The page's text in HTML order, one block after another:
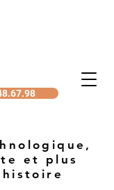
et plus